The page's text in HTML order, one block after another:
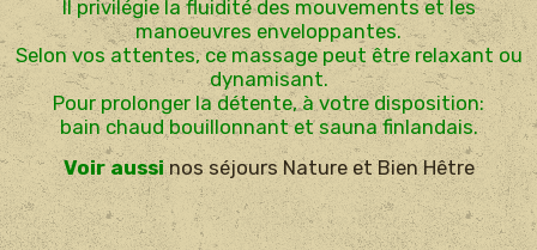
Il privilégie la fluidité des mouvements et les
manoeuvres enveloppantes.
Selon vos attentes, ce massage peut être relaxant ou
dynamisant.
Pour prolonger la détente, à votre disposition:
bain chaud bouillonnant et sauna finlandais.
Voir aussi nos séjours Nature et Bien Hêtre